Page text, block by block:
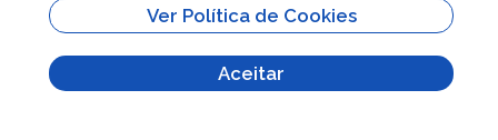
Atribuição-SemDerivações 3.0
Ver Política de Cookies
Aceitar